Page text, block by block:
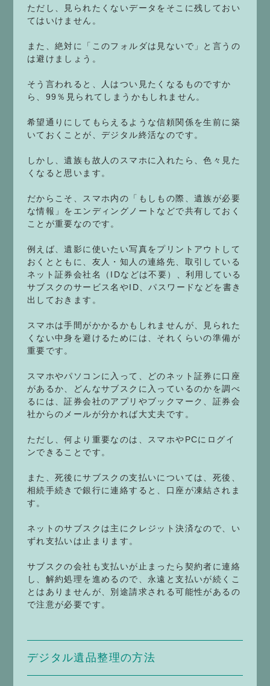
ただし、見られたくないデータをそこに残しておい
てはいけません。
また、絶対に「このフォルダは見ないで」と言うの
は避けましょう。
そう言われると、人はつい見たくなるものですか
ら、99％見られてしまうかもしれません。
希望通りにしてもらえるような信頼関係を生前に築
いておくことが、デジタル終活なのです。
しかし、遺族も故人のスマホに入れたら、色々見た
くなると思います。
だからこそ、スマホ内の「もしもの際、遺族が必要
な情報」をエンディングノートなどで共有しておく
ことが重要なのです。
例えば、遺影に使いたい写真をプリントアウトして
おくとともに、友人・知人の連絡先、取引している
ネット証券会社名（IDなどは不要）、利用している
サブスクのサービス名やID、パスワードなどを書き
出しておきます。
スマホは手間がかかるかもしれませんが、見られた
くない中身を避けるためには、それくらいの準備が
重要です。
スマホやパソコンに入って、どのネット証券に口座
があるか、どんなサブスクに入っているのかを調べ
るには、証券会社のアプリやブックマーク、証券会
社からのメールが分かれば大丈夫です。
ただし、何より重要なのは、スマホやPCにログイ
ンできることです。
また、死後にサブスクの支払いについては、死後、
相続手続きで銀行に連絡すると、口座が凍結されま
す。
ネットのサブスクは主にクレジット決済なので、い
ずれ支払いは止まります。
サブスクの会社も支払いが止まったら契約者に連絡
し、解約処理を進めるので、永遠と支払いが続くこ
とはありませんが、別途請求される可能性があるの
で注意が必要です。
デジタル遺品整理の方法